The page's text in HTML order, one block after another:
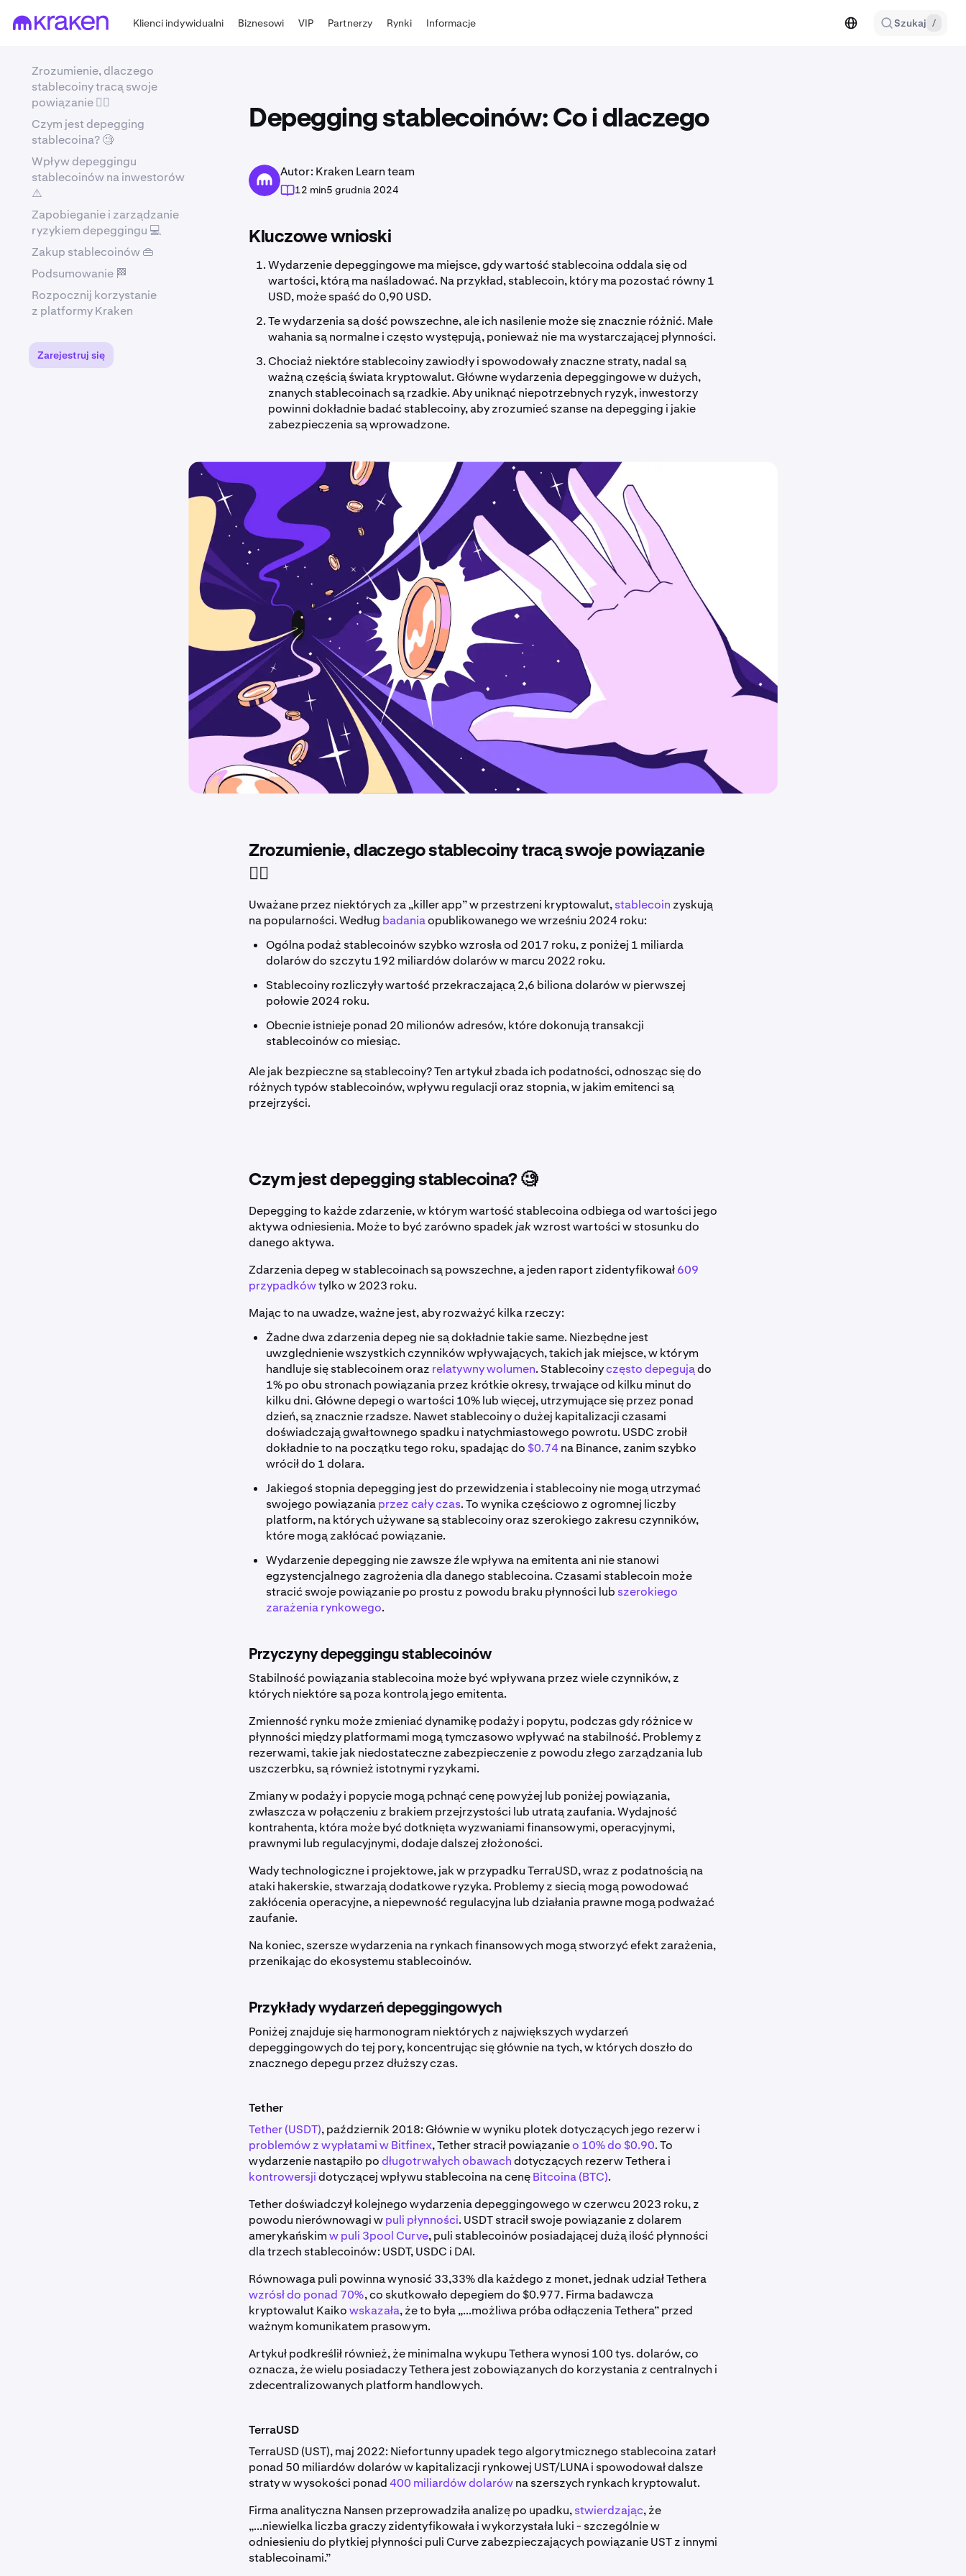
Klienci indywidualni Biznesowi VIP Partnerzy Rynki Informacje Szukaj /
Depegging stablecoinów: Co i dlaczego
Autor: Kraken Learn team
12 min5 grudnia 2024
Kluczowe wnioski
Wydarzenie depeggingowe ma miejsce, gdy wartość stablecoina oddala się od
wartości, którą ma naśladować. Na przykład, stablecoin, który ma pozostać równy 1
USD, może spaść do 0,90 USD.
Te wydarzenia są dość powszechne, ale ich nasilenie może się znacznie różnić. Małe
wahania są normalne i często występują, ponieważ nie ma wystarczającej płynności.
Chociaż niektóre stablecoiny zawiodły i spowodowały znaczne straty, nadal są
ważną częścią świata kryptowalut. Główne wydarzenia depeggingowe w dużych,
znanych stablecoinach są rzadkie. Aby uniknąć niepotrzebnych ryzyk, inwestorzy
powinni dokładnie badać stablecoiny, aby zrozumieć szanse na depegging i jakie
zabezpieczenia są wprowadzone.
Zrozumienie, dlaczego stablecoiny tracą swoje powiązanie
⛓️‍💥
Uważane przez niektórych za „killer app” w przestrzeni kryptowalut,stablecoin zyskują
na popularności. Według badaniaopublikowanego we wrześniu 2024 roku:
Ogólna podaż stablecoinów szybko wzrosła od 2017 roku, z poniżej 1 miliarda
dolarów do szczytu 192 miliardów dolarów w marcu 2022 roku.
Stablecoiny rozliczyły wartość przekraczającą 2,6 biliona dolarów w pierwszej
połowie 2024 roku.
Obecnie istnieje ponad 20 milionów adresów, które dokonują transakcji
stablecoinów co miesiąc.
Ale jak bezpieczne są stablecoiny? Ten artykuł zbada ich podatności, odnosząc się do
różnych typów stablecoinów, wpływu regulacji oraz stopnia, w jakim emitenci są
przejrzyści.
Czym jest depegging stablecoina? 🧐
Depegging to każde zdarzenie, w którym wartość stablecoina odbiega od wartości jego
aktywa odniesienia. Może to być zarówno spadekjakwzrost wartości w stosunku do
danego aktywa.
Zdarzenia depeg w stablecoinach są powszechne, a jeden raport zidentyfikował609
przypadkówtylko w 2023 roku.
Mając to na uwadze, ważne jest, aby rozważyć kilka rzeczy:
Żadne dwa zdarzenia depeg nie są dokładnie takie same. Niezbędne jest
uwzględnienie wszystkich czynników wpływających, takich jak miejsce, w którym
handluje się stablecoinem oraz relatywny wolumen. Stablecoinyczęsto depegujądo
1% po obu stronach powiązania przez krótkie okresy, trwające od kilku minut do
kilku dni. Główne depegi o wartości 10% lub więcej, utrzymujące się przez ponad
dzień, są znacznie rzadsze. Nawet stablecoiny o dużej kapitalizacji czasami
doświadczają gwałtownego spadku i natychmiastowego powrotu. USDC zrobił
dokładnie to na początku tego roku, spadając do$0.74 na Binance, zanim szybko
wrócił do 1 dolara.
Jakiegoś stopnia depegging jest do przewidzenia i stablecoiny nie mogą utrzymać
swojego powiązaniaprzez cały czas. To wynika częściowo z ogromnej liczby
platform, na których używane są stablecoiny oraz szerokiego zakresu czynników,
które mogą zakłócać powiązanie.
Wydarzenie depegging nie zawsze źle wpływa na emitenta ani nie stanowi
egzystencjalnego zagrożenia dla danego stablecoina. Czasami stablecoin może
stracić swoje powiązanie po prostu z powodu braku płynności lub szerokiego
zarażenia rynkowego.
Przyczyny depeggingu stablecoinów
Stabilność powiązania stablecoina może być wpływana przez wiele czynników, z
których niektóre są poza kontrolą jego emitenta.
Zmienność rynku może zmieniać dynamikę podaży i popytu, podczas gdy różnice w
płynności między platformami mogą tymczasowo wpływać na stabilność. Problemy z
rezerwami, takie jak niedostateczne zabezpieczenie z powodu złego zarządzania lub
uszczerbku, są również istotnymi ryzykami.
Zmiany w podaży i popycie mogą pchnąć cenę powyżej lub poniżej powiązania,
zwłaszcza w połączeniu z brakiem przejrzystości lub utratą zaufania. Wydajność
kontrahenta, która może być dotknięta wyzwaniami finansowymi, operacyjnymi,
prawnymi lub regulacyjnymi, dodaje dalszej złożoności.
Wady technologiczne i projektowe, jak w przypadku TerraUSD, wraz z podatnością na
ataki hakerskie, stwarzają dodatkowe ryzyka. Problemy z siecią mogą powodować
zakłócenia operacyjne, a niepewność regulacyjna lub działania prawne mogą podważać
zaufanie.
Na koniec, szersze wydarzenia na rynkach finansowych mogą stworzyć efekt zarażenia,
przenikając do ekosystemu stablecoinów.
Przykłady wydarzeń depeggingowych
Poniżej znajduje się harmonogram niektórych z największych wydarzeń
depeggingowych do tej pory, koncentrując się głównie na tych, w których doszło do
znacznego depegu przez dłuższy czas.
Tether
Tether (USDT), październik 2018: Głównie w wyniku plotek dotyczących jego rezerw i
problemów z wypłatami w Bitfinex, Tether stracił powiązanieo 10% do $0.90. To
wydarzenie nastąpiło podługotrwałych obawachdotyczących rezerw Tethera i
kontrowersjidotyczącej wpływu stablecoina na cenęBitcoina (BTC).
Tether doświadczył kolejnego wydarzenia depeggingowego w czerwcu 2023 roku, z
powodu nierównowagi wpuli płynności. USDT stracił swoje powiązanie z dolarem
amerykańskimw puli 3pool Curve, puli stablecoinów posiadającej dużą ilość płynności
dla trzech stablecoinów: USDT, USDC i DAI.
Równowaga puli powinna wynosić 33,33% dla każdego z monet, jednak udział Tethera
wzrósł do ponad 70%, co skutkowało depegiem do $0.977. Firma badawcza
kryptowalut Kaikowskazała, że to była „...możliwa próba odłączenia Tethera” przed
ważnym komunikatem prasowym.
Artykuł podkreślił również, że minimalna wykupu Tethera wynosi 100 tys. dolarów, co
oznacza, że wielu posiadaczy Tethera jest zobowiązanych do korzystania z centralnych i
zdecentralizowanych platform handlowych.
TerraUSD
TerraUSD (UST), maj 2022: Niefortunny upadek tego algorytmicznego stablecoina zatarł
ponad 50 miliardów dolarów w kapitalizacji rynkowej UST/LUNA i spowodował dalsze
straty w wysokości ponad400 miliardów dolarówna szerszych rynkach kryptowalut.
Firma analityczna Nansen przeprowadziła analizę po upadku,stwierdzając, że
„...niewielka liczba graczy zidentyfikowała i wykorzystała luki - szczególnie w
odniesieniu do płytkiej płynności puli Curve zabezpieczających powiązanie UST z innymi
stablecoinami.”
Zrozumienie, dlaczego
stablecoiny tracą swoje
powiązanie ⛓️‍💥
Czym jest depegging
stablecoina? 🧐
Wpływ depeggingu
stablecoinów na inwestorów
⚠️
Zapobieganie i zarządzanie
ryzykiem depeggingu 💻
Zakup stablecoinów 👜
Podsumowanie 🏁
Rozpocznij korzystanie
z platformy Kraken
Zarejestruj się